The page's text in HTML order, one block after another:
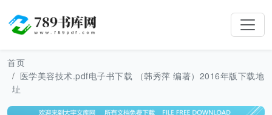
首页
医学美容技术.pdf电子书下载 （韩秀萍 编著）2016年版下载地
址